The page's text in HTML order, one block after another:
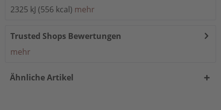
2325 kJ (556 kcal) mehr
Trusted Shops Bewertungen
mehr
Ähnliche Artikel